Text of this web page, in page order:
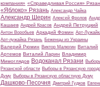
компания» «Справедливая Россия»
«Яблоко» Рязань Александр Чайка
Александр Шерин Алексей Фролов
Кашаев Андрей Красов Андрей Петруцкий
Антон Воробьев Аркадий Фомин Арт-
Арт-лужайка Рязань Беженцы из Украины
Валерий Рюмин Виктор Малюгин Виталий
Артемов Виталий Ларин Владимир
Мимоглядов Водоканал Рязани
Рязанской области Выборы в Рязанскую
Думу Выборы в Рязанскую областную Думу
Дашково-Песочня Дмитрий Гудков